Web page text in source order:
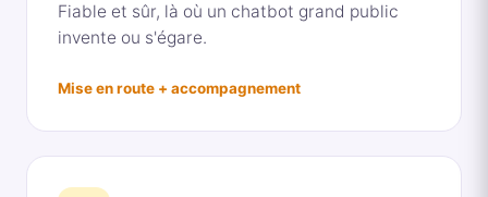
Fiable et sûr, là où un chatbot grand public
invente ou s'égare.
Mise en route + accompagnement